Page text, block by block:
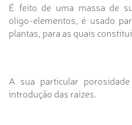
É feito de uma massa de
oligo-elementos, é usado
plantas, para as quais
A sua particular
introdução das raizes.